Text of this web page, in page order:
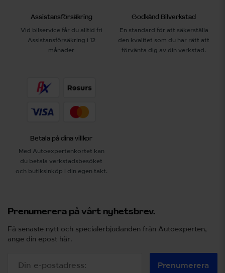
Assistansförsäkring
Vid bilservice får du alltid fri
Assistansförsäkring i 12
månader
Godkänd Bilverkstad
En standard för att säkerställa
den kvalitet som du har rätt att
förvänta dig av din verkstad.
Betala på dina villkor
Med Autoexpertenkortet kan
du betala verkstadsbesöket
och butiksinköp i din egen takt.
Prenumerera på vårt nyhetsbrev.
Få senaste nytt och specialerbjudanden från Autoexperten,
ange din epost här.
Prenumerera